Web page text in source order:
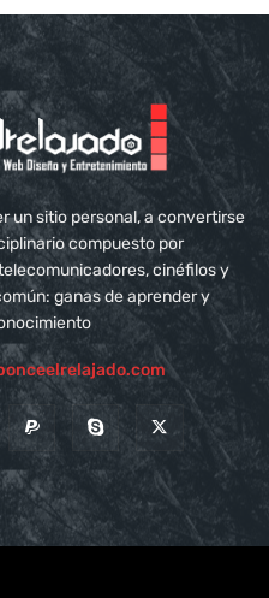
un sitio personal, a convertirse
compuesto por
cinéfilos y
ganas de aprender y